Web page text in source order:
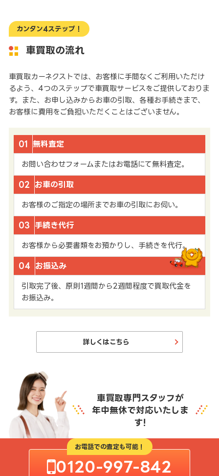
カンタン4ステップ！
車買取の流れ
車買取カーネクストでは、お客様に手間なくご利用いただけ
るよう、4つのステップで車買取サービスをご提供しておりま
す。また、お申し込みからお車の引取、各種お手続きまで、
お客様に費用をご負担いただくことはございません。
01 無料査定
お問い合わせフォームまたはお電話にて無料査定。
02 お車の引取
お客様のご指定の場所までお車の引取にお伺い。
03 手続き代行
お客様から必要書類をお預かりし、手続きを代行。
04 お振込み
引取完了後、原則1週間から2週間程度で買取代金を
お振込み。
詳しくはこちら
車買取専門スタッフが
年中無休で対応いたしま
す!
お電話での査定も可能！
0120-997-842